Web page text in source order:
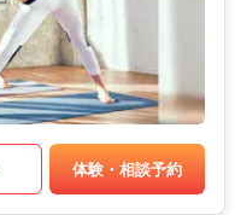
体験・相談予約